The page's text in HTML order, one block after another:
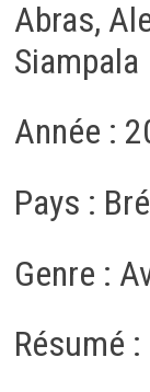
Abras,
Siampala
Année :
Pays :
Genre :
Résumé :